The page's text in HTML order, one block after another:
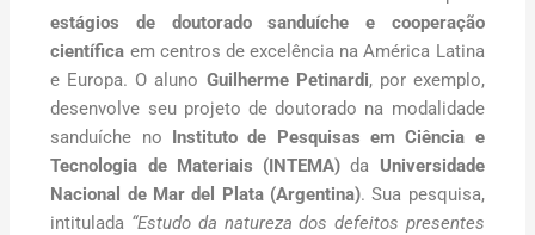
estágios de doutorado sanduíche e cooperação
científica em centros de excelência na América Latina
e Europa. O aluno Guilherme Petinardi, por exemplo,
desenvolve seu projeto de doutorado na modalidade
sanduíche no Instituto de Pesquisas em Ciência e
Tecnologia de Materiais (INTEMA) da Universidade
Nacional de Mar del Plata (Argentina). Sua pesquisa,
intitulada “Estudo da natureza dos defeitos presentes